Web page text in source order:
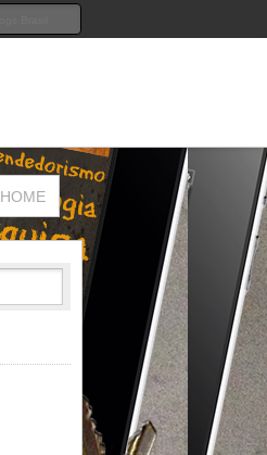
HOME